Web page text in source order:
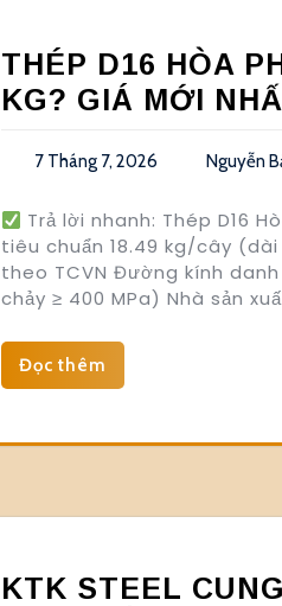
THÉP D16 HÒA
KG? GIÁ MỚI
7 Tháng 7, 2026 Nguyễn
Trả lời nhanh: Thép D16
tiêu chuẩn 18.49 kg/cây (dài
theo TCVN Đường kính
chảy ≥ 400 MPa) Nhà sản
Đọc thêm
KTK STEEL